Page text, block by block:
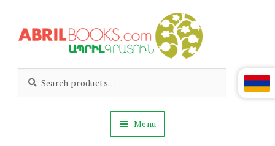
to
to
Abril
Books
Living
Armenian
for:
Menu